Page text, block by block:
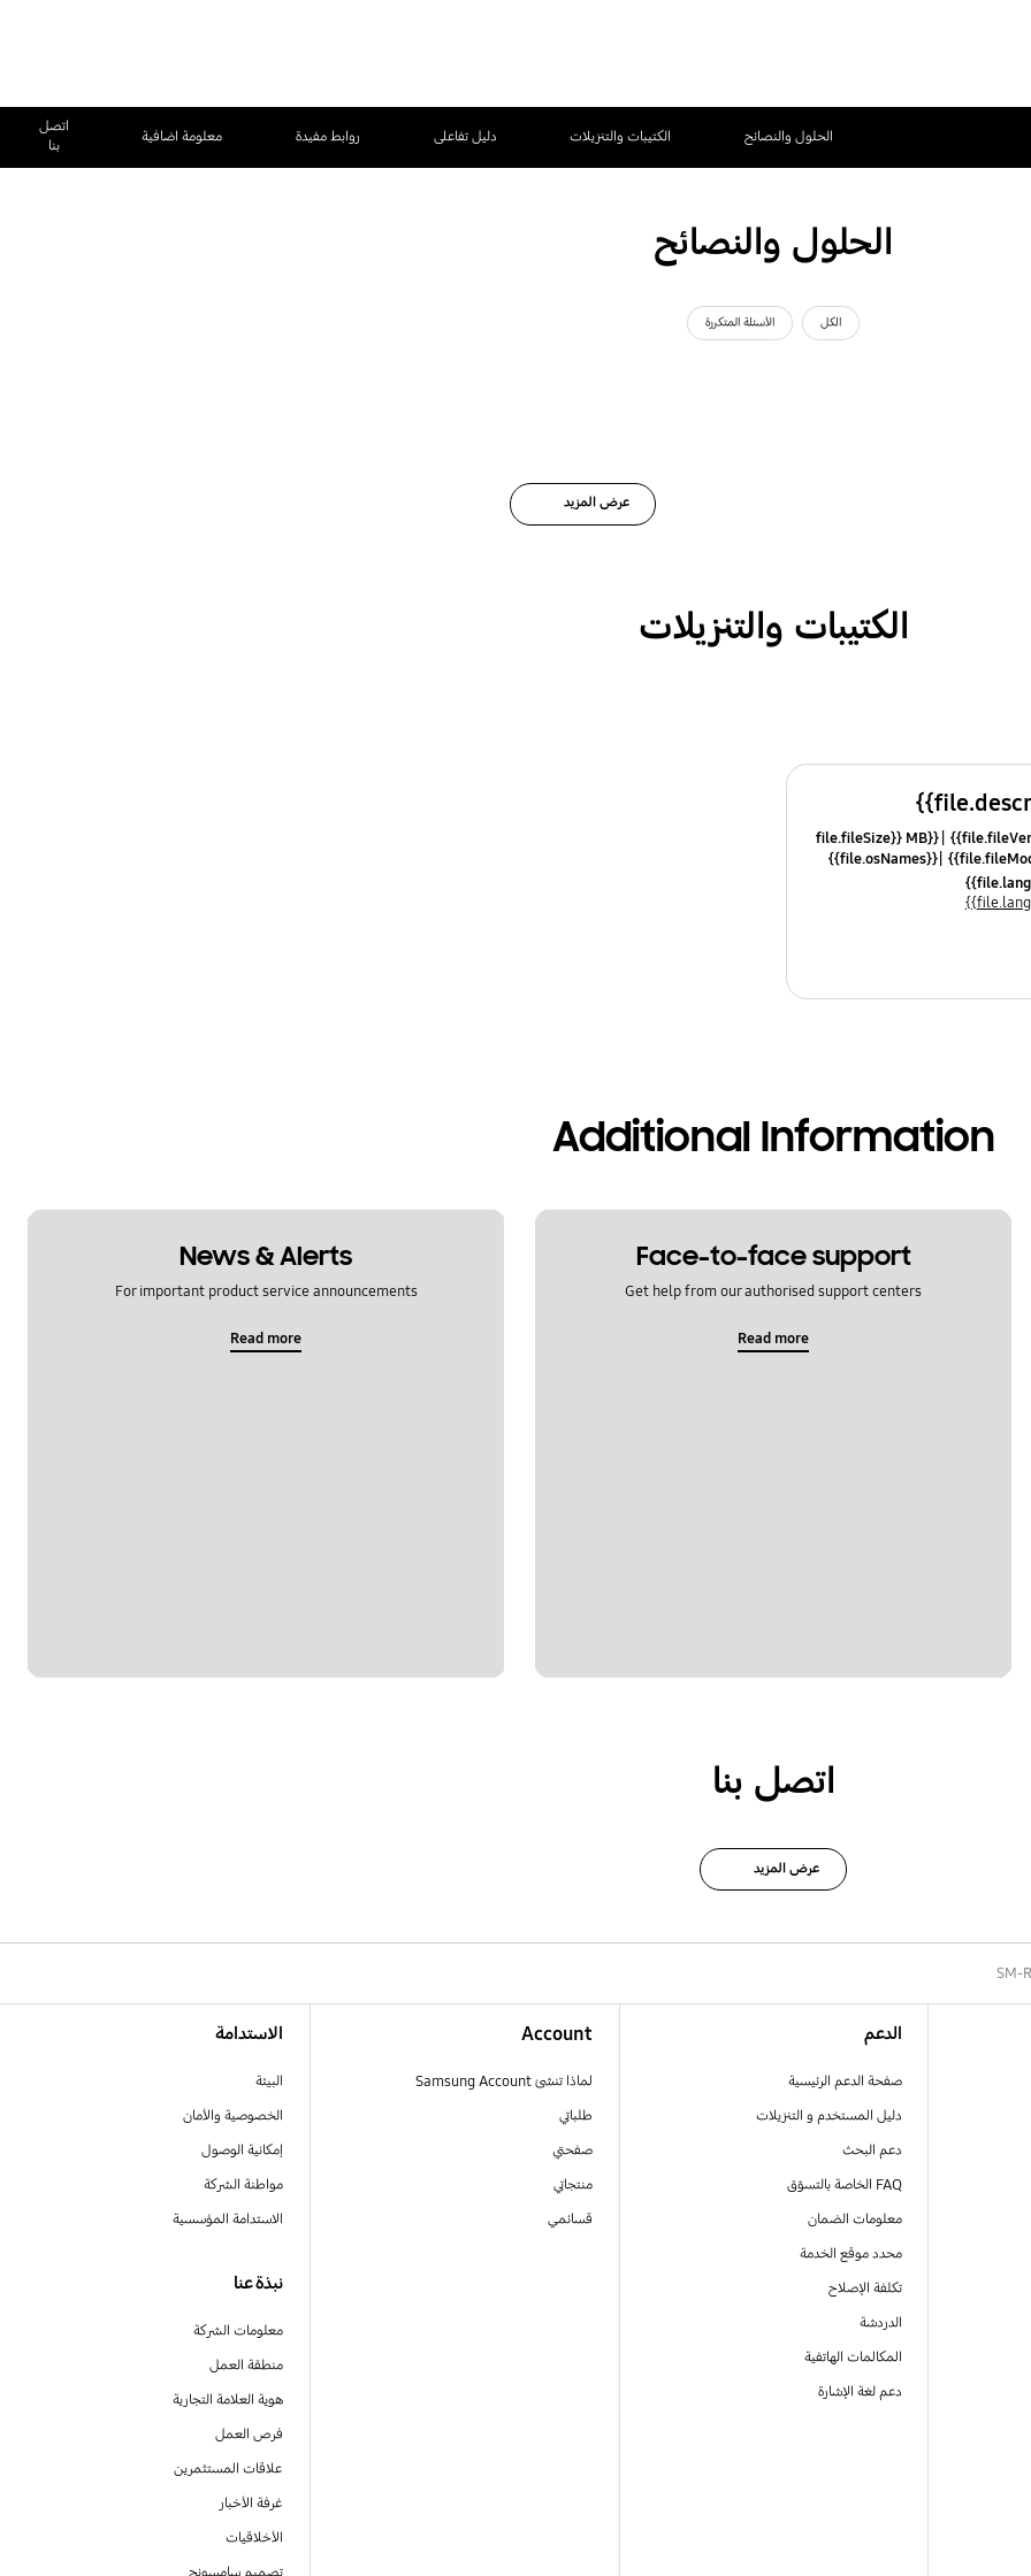
الحلول والنصائح الكتيبات والتنزيلات دليل تفاعلى روابط مفيدة معلومة اضافية
اتصل
بنا
الحلول والنصائح
الكل الأسئلة المتكررة
عرض المزيد
الكتيبات والتنزيلات
{{file.fileSize}} MB
{{file.osNames}}
Additional Information
Face-to-face support
Get help from our authorised support centers
Read more
News & Alerts
For important product service announcements
Read more
اتصل بنا
عرض المزيد
SM-
الدعم
صفحة الدعم الرئيسية
دليل المستخدم و التنزيلات
دعم البحث
FAQ الخاصة بالتسوّق
معلومات الضمان
محدد موقع الخدمة
تكلفة الإصلاح
الدردشة
المكالمات الهاتفية
دعم لغة الإشارة
Account
لماذا تنشئ Samsung Account
طلباتي
صفحتي
منتجاتي
قسائمي
الاستدامة
البيئة
الخصوصية والأمان
إمكانية الوصول
مواطنة الشركة
الاستدامة المؤسسية
نبذة عنا
معلومات الشركة
منطقة العمل
هوية العلامة التجارية
فرص العمل
علاقات المستثمرين
غرفة الأخبار
الأخلاقيات